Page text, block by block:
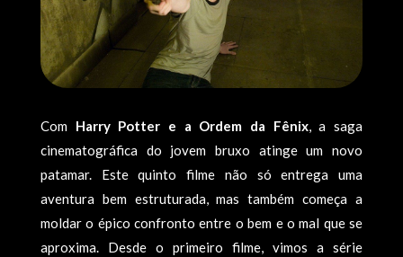
Com Harry Potter e a Ordem da Fênix, a saga
cinematográfica do jovem bruxo atinge um novo
patamar. Este quinto filme não só entrega uma
aventura bem estruturada, mas também começa a
moldar o épico confronto entre o bem e o mal que se
aproxima. Desde o primeiro filme, vimos a série